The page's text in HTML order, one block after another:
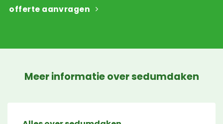
offerte aanvragen
Meer informatie over sedumdaken